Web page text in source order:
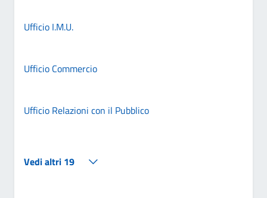
Ufficio I.M.U.
Ufficio Commercio
Ufficio Relazioni con il Pubblico
Vedi altri 19